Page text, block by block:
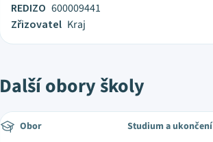
REDIZO 600009441
Zřizovatel Kraj
Další obory školy
Obor Studium a ukončení